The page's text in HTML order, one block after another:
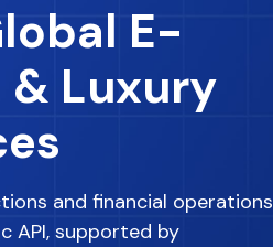
E-
Luxury
and financial operations
API, supported by